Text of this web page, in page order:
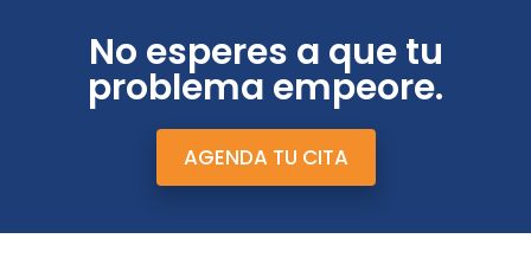
No esperes a que tu
problema empeore.
AGENDA TU CITA